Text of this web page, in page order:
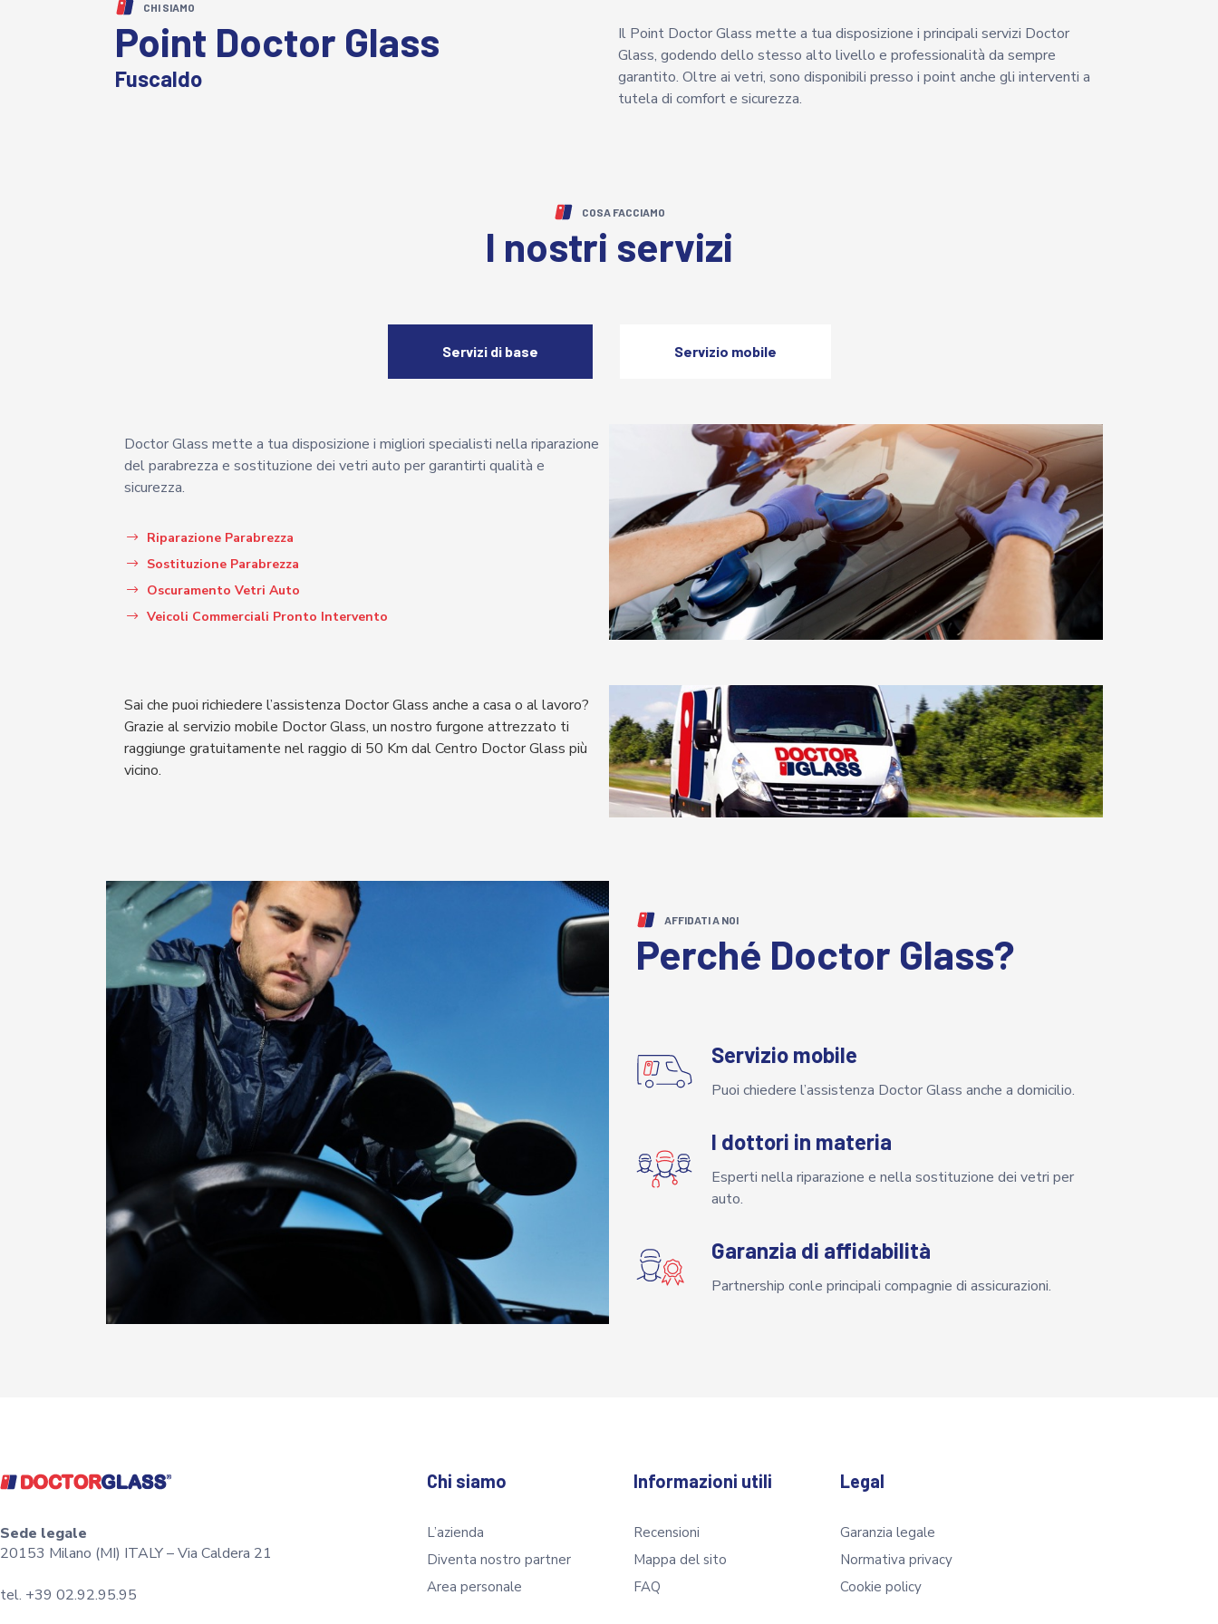
CHI SIAMO
Point Doctor Glass
Fuscaldo
Il Point Doctor Glass mette a tua disposizione i principali servizi Doctor
Glass, godendo dello stesso alto livello e professionalità da sempre
garantito. Oltre ai vetri, sono disponibili presso i point anche gli interventi a
tutela di comfort e sicurezza.
COSA FACCIAMO
I nostri servizi
Servizi di base Servizio mobile
Doctor Glass mette a tua disposizione i migliori specialisti nella riparazione
del parabrezza e sostituzione dei vetri auto per garantirti qualità e
sicurezza.
Riparazione Parabrezza
Sostituzione Parabrezza
Oscuramento Vetri Auto
Veicoli Commerciali Pronto Intervento
Sai che puoi richiedere l’assistenza Doctor Glass anche a casa o al lavoro?
Grazie al servizio mobile Doctor Glass, un nostro furgone attrezzato ti
raggiunge gratuitamente nel raggio di 50 Km dal Centro Doctor Glass più
vicino.
AFFIDATI A NOI
Perché Doctor Glass?
Servizio mobile
Puoi chiedere l’assistenza Doctor Glass anche a domicilio.
I dottori in materia
Esperti nella riparazione e nella sostituzione dei vetri per
auto.
Garanzia di affidabilità
Partnership conle principali compagnie di assicurazioni.
Sede legale
20153 Milano (MI) ITALY – Via Caldera 21
tel. +39 02.92.95.95
Chi siamo
L’azienda
Diventa nostro partner
Area personale
Informazioni utili
Recensioni
Mappa del sito
FAQ
Legal
Garanzia legale
Normativa privacy
Cookie policy